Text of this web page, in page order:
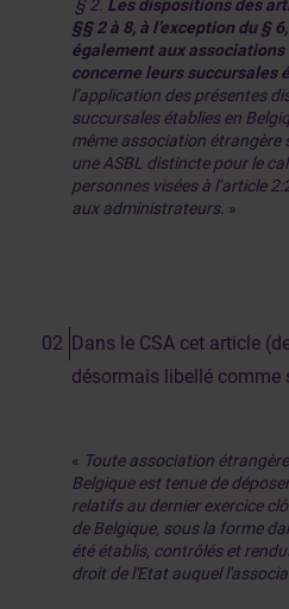
§ 2. Les dispositions des
§§ 2 à 8, à l’exception du §
également aux
concerne leurs succursales
l’application des présentes
succursales établies en
même association étrangère
une ASBL distincte pour le
personnes visées à l’article
aux administrateurs. »
Dans le CSA cet article
désormais libellé comme
« Toute association
Belgique est tenue de
relatifs au dernier exercice
de Belgique, sous la forme
été établis, contrôlés et
droit de l'Etat auquel